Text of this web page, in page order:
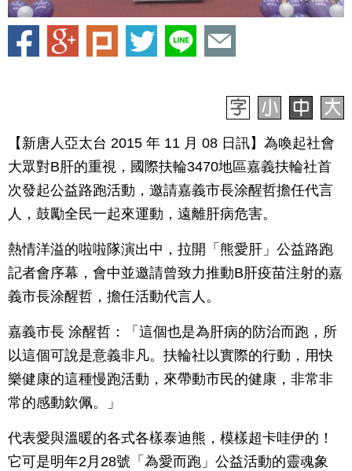
【新唐人亞太台 2015 年 11 月 08 日訊】為喚起社會
大眾對B肝的重視，國際扶輪3470地區嘉義扶輪社首
次發起公益路跑活動，邀請嘉義市長涂醒哲擔任代言
人，鼓勵全民一起來運動，遠離肝病危害。
熱情洋溢的啦啦隊演出中，拉開「熊愛肝」公益路跑
記者會序幕，會中並邀請曾致力推動B肝疫苗注射的嘉
義市長涂醒哲，擔任活動代言人。
嘉義市長 涂醒哲：「這個也是為肝病的防治而跑，所
以這個可說是意義非凡。扶輪社以實際的行動，用快
樂健康的這種慢跑活動，來帶動市民的健康，非常非
常的感動欽佩。」
代表愛與溫暖的各式各樣泰迪熊，模樣超卡哇伊的！
它可是明年2月28號「為愛而跑」公益活動的靈魂象